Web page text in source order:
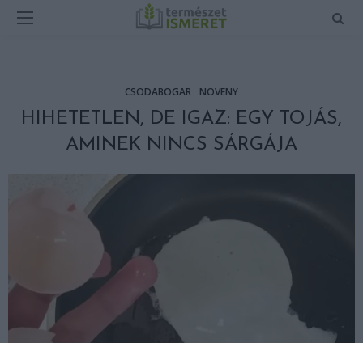
CSODABOGÁR NÖVÉNY
HIHETETLEN, DE IGAZ: EGY TOJÁS,
AMINEK NINCS SÁRGÁJA